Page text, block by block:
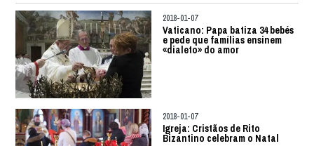
2018-01-07
Vaticano: Papa batiza 34 bebés
e pede que famílias ensinem
«dialeto» do amor
2018-01-07
Igreja: Cristãos de Rito
Bizantino celebram o Natal